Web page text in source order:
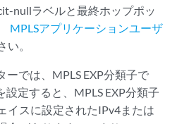
nullラベルと最終ホップポッ
MPLSアプリケーションユーザ
い。
ーでは、MPLS EXP分類子で
定すると、MPLS EXP分類子
イスに設定されたIPv4または